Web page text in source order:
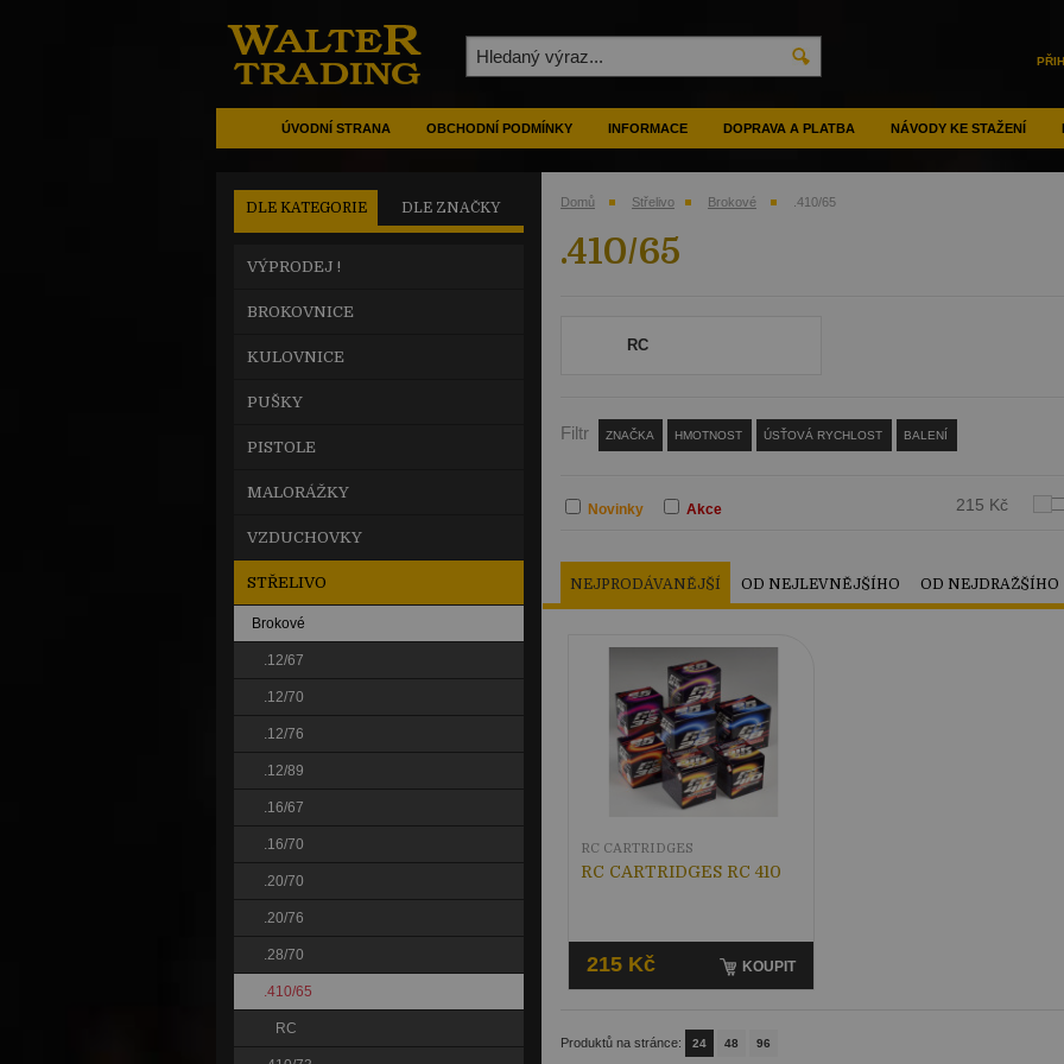
ÚVODNÍ STRANA OBCHODNÍ PODMÍNKY INFORMACE DOPRAVA A PLATBA NÁVODY KE STAŽENÍ
Domů Střelivo Brokové .410/65
.410/65
RC
Filtr ZNAČKA HMOTNOST ÚSŤOVÁ RYCHLOST BALENÍ
Novinky Akce 215 Kč
NEJPRODÁVANĚJŠÍ OD NEJLEVNĚJŠÍHO OD NEJDRAŽŠÍHO
RC CARTRIDGES RC 410
RC CARTRIDGES
215 Kč KOUPIT
Produktů na stránce: 24 48 96
DLE KATEGORIE DLE ZNAČKY
VÝPRODEJ !
BROKOVNICE
KULOVNICE
PUŠKY
PISTOLE
MALORÁŽKY
VZDUCHOVKY
STŘELIVO
Brokové
.12/67
.12/70
.12/76
.12/89
.16/67
.16/70
.20/70
.20/76
.28/70
.410/65
RC